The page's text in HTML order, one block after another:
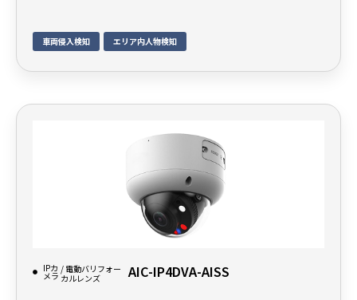
車両侵入検知 エリア内人物検知
IPカ
メラ
/ 電動バリフォー
カルレンズ
AIC-IP4DVA-AISS